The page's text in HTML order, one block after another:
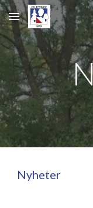
Skip to main content
Nyheter